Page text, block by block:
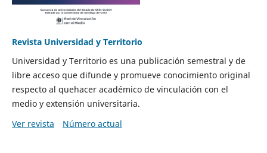
Revista Universidad y Territorio
Universidad y Territorio es una publicación semestral y de
libre acceso que difunde y promueve conocimiento original
respecto al quehacer académico de vinculación con el
medio y extensión universitaria.
Ver revista
Número actual